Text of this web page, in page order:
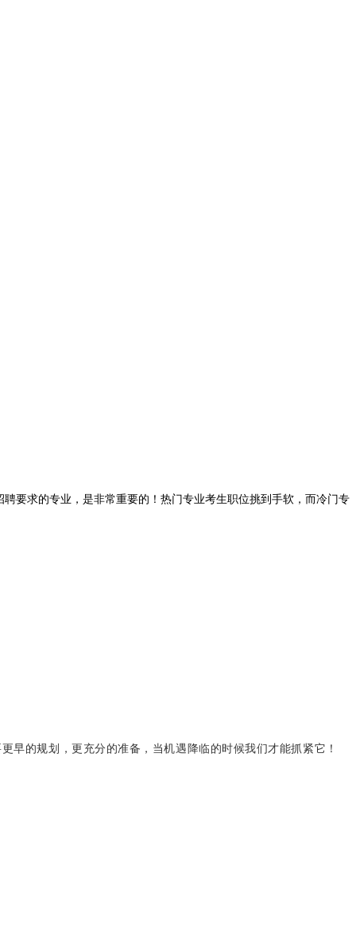
要求的专业，是非常重要的！热门专业考生职位挑到手软，而冷门专
的规划，更充分的准备，当机遇降临的时候我们才能抓紧它！